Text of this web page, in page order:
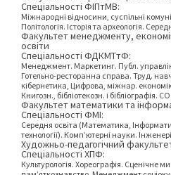
Спеціальності ФІПтМВ:
Міжнародні відносини, суспільні
Політологія. Історія та археологія.
Факультет менеджменту,
освіти
Спеціальності ФДКМТтФ:
Менеджмент. Маркетинг. Публ.
Готельно-ресторанна справа. Труд.
кібернетика, Цифрова, міжнар.
Книгозн., бібліотекозн. і бібліографія. СО.
Факультет математики та
Спеціальності ФМІ:
Середня освіта (Математика,
технології). Комп’ютерні науки.
Художньо-педагогічний
Спеціальності ХПФ:
Культурологія. Хореографія. Сценічне